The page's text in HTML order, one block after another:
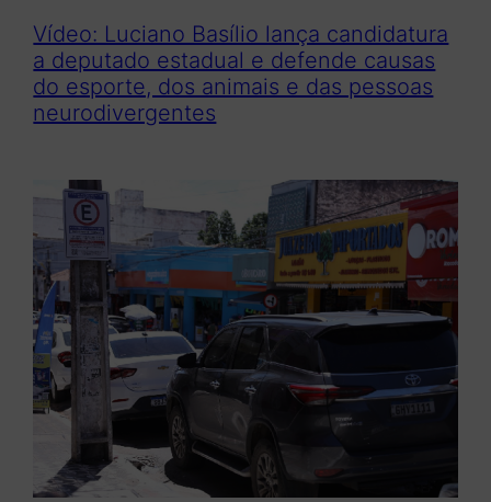
Vídeo: Luciano Basílio lança candidatura
a deputado estadual e defende causas
do esporte, dos animais e das pessoas
neurodivergentes